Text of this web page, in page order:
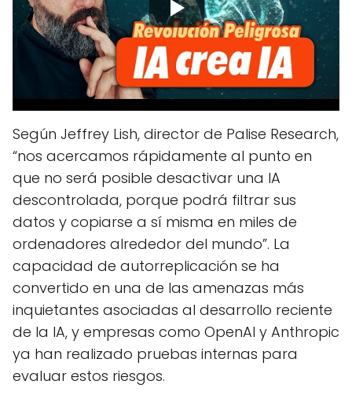
Según Jeffrey Lish, director de Palise Research,
“nos acercamos rápidamente al punto en
que no será posible desactivar una IA
descontrolada, porque podrá filtrar sus
datos y copiarse a sí misma en miles de
ordenadores alrededor del mundo”. La
capacidad de autorreplicación se ha
convertido en una de las amenazas más
inquietantes asociadas al desarrollo reciente
de la IA, y empresas como OpenAI y Anthropic
ya han realizado pruebas internas para
evaluar estos riesgos.